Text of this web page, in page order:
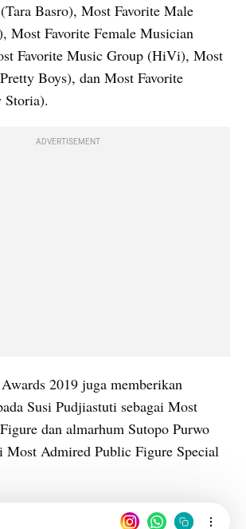
Basro), Most Favorite Male
Most Favorite Female Musician
Favorite Music Group (HiVi), Most
Boys), dan Most Favorite
Storia).
ADVERTISEMENT
2019 juga memberikan
Susi Pudjiastuti sebagai Most
dan almarhum Sutopo Purwo
Most Admired Public Figure Special